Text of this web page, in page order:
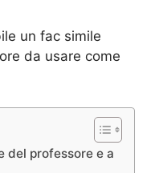
un fac simile
da usare come
del professore e a